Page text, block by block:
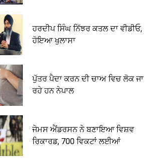
ਹਰਦੀਪ ਸਿੰਘ ਨਿੱਝਰ ਕਤਲ ਦਾ ਵੀਡੀਓ,
ਹੋਇਆ ਖੁਲਾਸਾ
ਪੁੱਤਰ ਪੈਦਾ ਕਰਨ ਦੀ ਚਾਅ ਵਿਚ ਲੋਕ ਜਾ
ਰਹੇ ਹਨ ਨੇਪਾਲ
ਜੇਮਸ ਐਂਡਰਸਨ ਨੇ ਬਣਾਇਆ ਵਿਸ਼ਵ
ਰਿਕਾਰਡ, 700 ਵਿਕਟਾਂ ਲਈਆਂ